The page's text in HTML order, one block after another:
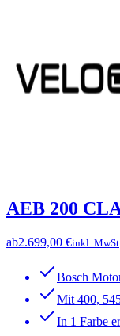
AEB 200
ab2.699,00 €inkl. MwSt
Bosch
Mit 400,
In 1 Farbe